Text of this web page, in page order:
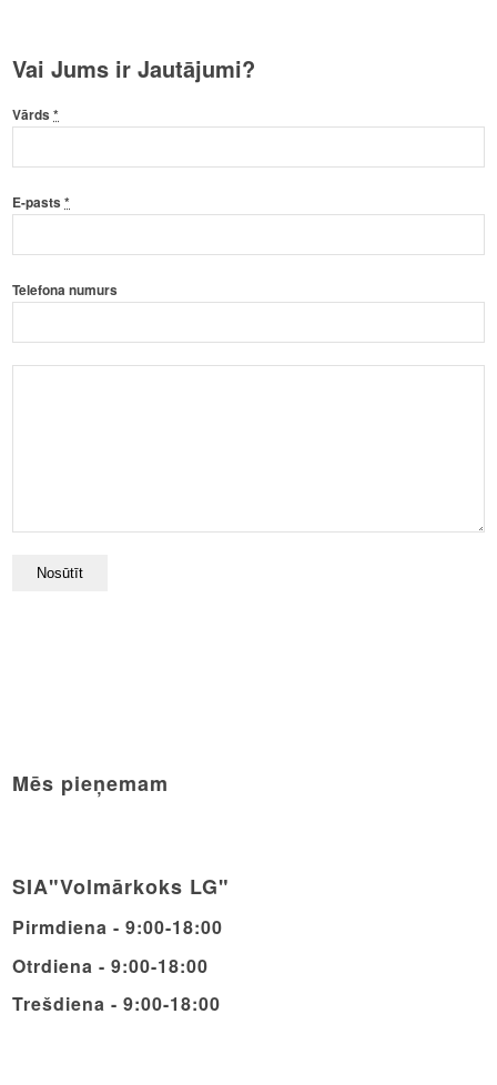
Vai Jums ir Jautājumi?
Vārds*
E-pasts*
Telefona numurs
Mēs pieņemam
SIA"Volmārkoks LG"
Pirmdiena - 9:00-18:00
Otrdiena - 9:00-18:00
Trešdiena - 9:00-18:00